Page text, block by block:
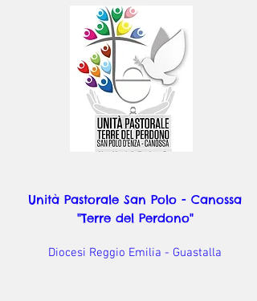
Unità Pastorale San Polo - Canossa
"Terre del Perdono"
Diocesi Reggio Emilia - Guastalla